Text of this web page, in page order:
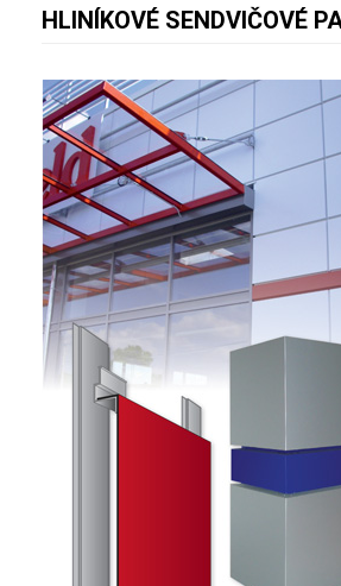
HLINÍKOVÉ SENDVIČOVÉ